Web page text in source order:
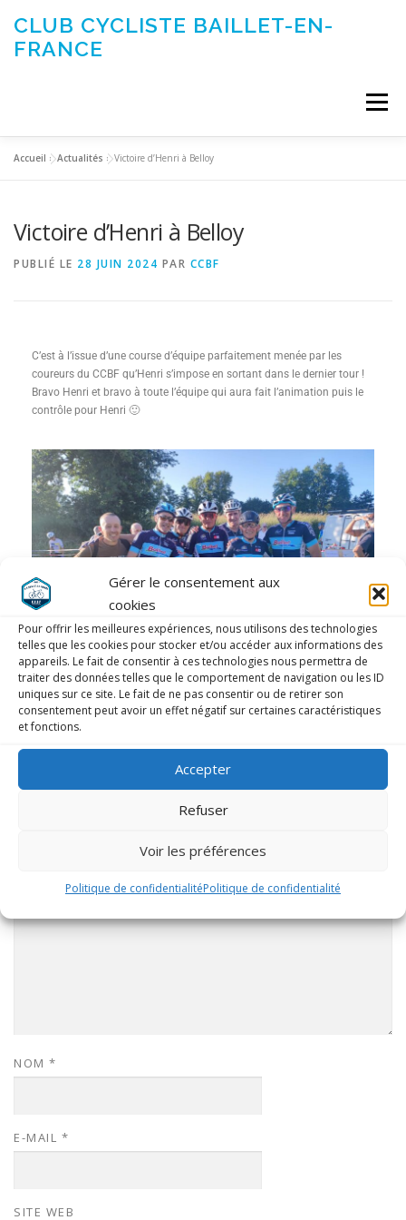
Gérer le consentement aux
cookies
Pour offrir les meilleures expériences, nous utilisons des technologies
telles que les cookies pour stocker et/ou accéder aux informations des
appareils. Le fait de consentir à ces technologies nous permettra de
traiter des données telles que le comportement de navigation ou les ID
uniques sur ce site. Le fait de ne pas consentir ou de retirer son
consentement peut avoir un effet négatif sur certaines caractéristiques
et fonctions.
Accepter
Refuser
Voir les préférences
Politique de confidentialitéPolitique de confidentialité
CLUB CYCLISTE BAILLET-EN-
FRANCE
Menu
SORTIES CLUB CONTACTEZ-NOUS
Accueil »Actualités »Victoire d’Henri à Belloy
Victoire d’Henri à Belloy
PUBLIÉ LE 28 JUIN 2024 PAR CCBF
C’est à l’issue d’une course d’équipe parfaitement menée par les
coureurs du CCBF qu’Henri s’impose en sortant dans le dernier tour !
Bravo Henri et bravo à toute l’équipe qui aura fait l’animation puis le
contrôle pour Henri 🙂
LAISSER UN COMMENTAIRE
NOM *
E-MAIL *
SITE WEB